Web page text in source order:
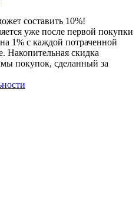
составить 10%!
уже после первой покупки
1% с каждой потраченной
Накопительная скидка
покупок, сделанный за